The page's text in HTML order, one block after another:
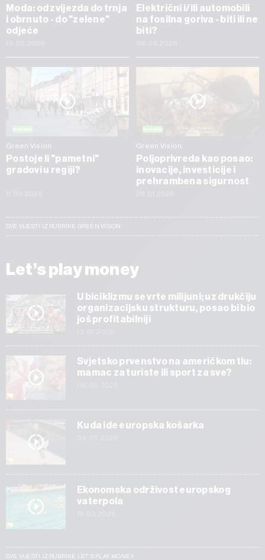
Moda: od zvijezda do trnja
i obrnuto - do "zelene"
odjeće
Električni i/ili automobili
na fosilna goriva - biti ili ne
biti?
Green Vision
Postoje li "pametni"
gradovi u regiji?
Green Vision
Poljoprivreda kao posao:
inovacije, investicije i
prehrambena sigurnost
SVE VIJESTI IZ RUBRIKE GREEN VISION
Let’s play money
U biciklizmu se vrte milijuni; uz drukčiju
organizacijsku strukturu, posao bi bio
još profitabilniji
Svjetsko prvenstvo na američkom tlu:
mamac za turiste ili sport za sve?
Kuda ide europska košarka
Ekonomska održivost europskog
vaterpola
SVE VIJESTI IZ RUBRIKE LET’S PLAY MONEY